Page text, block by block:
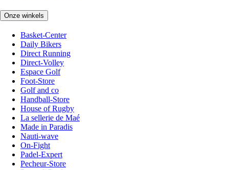
Onze winkels
Basket-Center
Daily Bikers
Direct Running
Direct-Volley
Espace Golf
Foot-Store
Golf and co
Handball-Store
House of Rugby
La sellerie de Maé
Made in Paradis
Nauti-wave
On-Fight
Padel-Expert
Pecheur-Store